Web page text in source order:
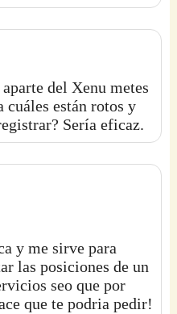
del Xenu metes
están rotos y
Sería eficaz.
y me sirve para
las posiciones de un
seo que por
que te podria pedir!